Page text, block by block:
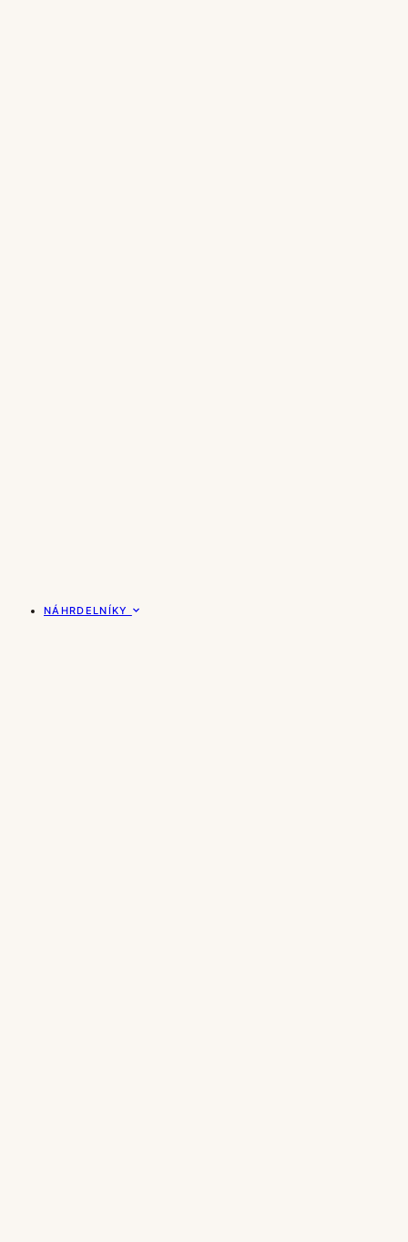
NÁHRDELNÍKY